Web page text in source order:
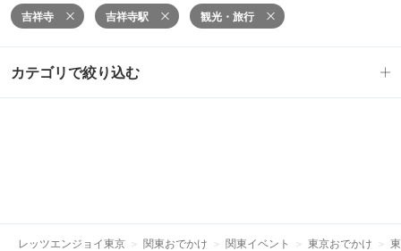
吉祥寺 吉祥寺駅 観光・旅行
カテゴリで絞り込む
レッツエンジョイ東京 関東おでかけ 関東イベント 東京おでかけ